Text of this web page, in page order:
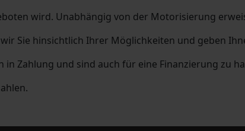
wird. Unabhängig von der Motorisierung
Sie hinsichtlich Ihrer Möglichkeiten und geben
Zahlung und sind auch für eine Finanzierung zu